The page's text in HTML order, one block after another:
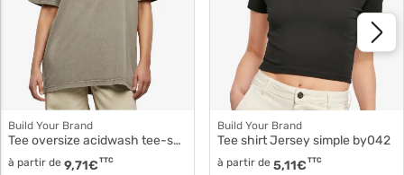
Build Your Brand
Tee oversize acidwash tee-shirt femme by270
à partir de 9,71€ TTC
Build Your Brand
Tee shirt Jersey simple by042
à partir de 5,11€ TTC